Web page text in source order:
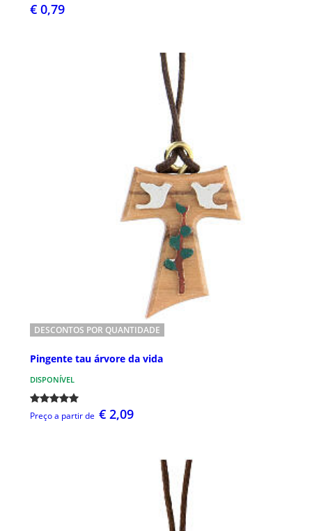
€ 0,79
DESCONTOS POR QUANTIDADE
Pingente tau árvore da vida
DISPONÍVEL
Preço a partir de € 2,09